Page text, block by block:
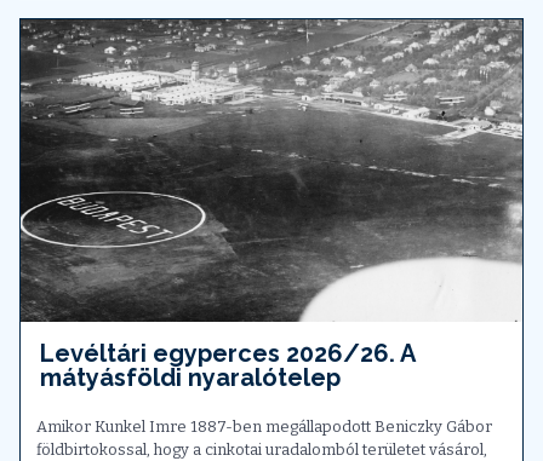
Levéltári egyperces 2026/26. A
mátyásföldi nyaralótelep
Amikor Kunkel Imre 1887-ben megállapodott Beniczky Gábor
földbirtokossal, hogy a cinkotai uradalomból területet vásárol,